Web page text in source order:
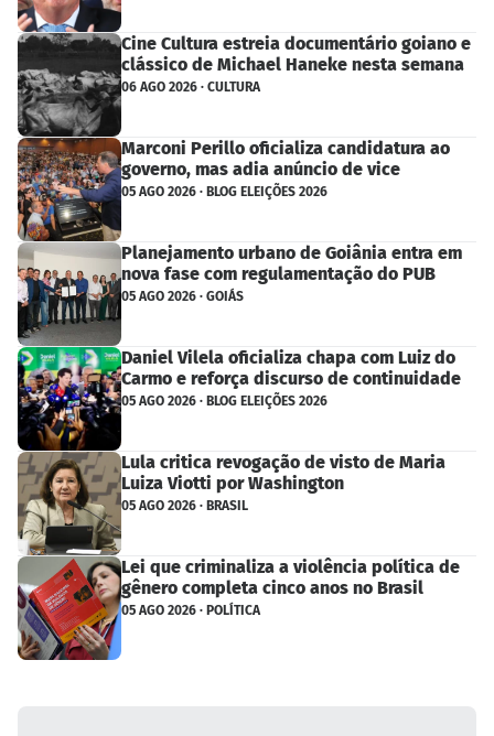
Cine Cultura estreia documentário goiano e
clássico de Michael Haneke nesta semana
06 AGO 2026 · CULTURA
Marconi Perillo oficializa candidatura ao
governo, mas adia anúncio de vice
05 AGO 2026 · BLOG ELEIÇÕES 2026
Planejamento urbano de Goiânia entra em
nova fase com regulamentação do PUB
05 AGO 2026 · GOIÁS
Daniel Vilela oficializa chapa com Luiz do
Carmo e reforça discurso de continuidade
05 AGO 2026 · BLOG ELEIÇÕES 2026
Lula critica revogação de visto de Maria
Luiza Viotti por Washington
05 AGO 2026 · BRASIL
Lei que criminaliza a violência política de
gênero completa cinco anos no Brasil
05 AGO 2026 · POLÍTICA